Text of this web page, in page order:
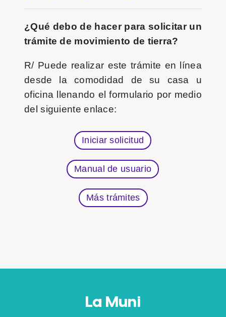
¿Qué debo de hacer para solicitar un
trámite de movimiento de tierra?
R/ Puede realizar este trámite en línea
desde la comodidad de su casa u
oficina llenando el formulario por medio
del siguiente enlace:
Iniciar solicitud
Manual de usuario
Más trámites
La Muni